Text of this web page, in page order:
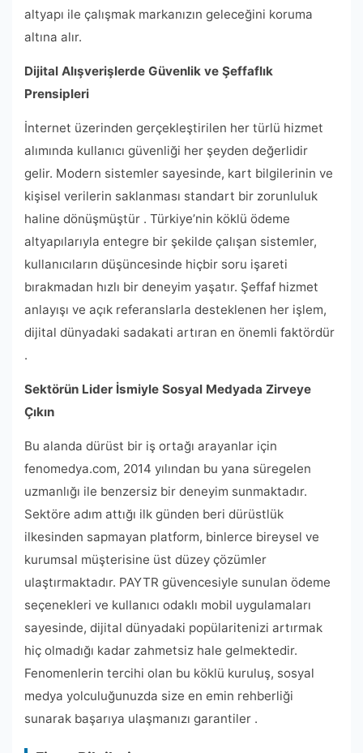
altyapı ile çalışmak markanızın geleceğini koruma
altına alır.
Dijital Alışverişlerde Güvenlik ve Şeffaflık
Prensipleri
İnternet üzerinden gerçekleştirilen her türlü hizmet
alımında kullanıcı güvenliği her şeyden değerlidir
gelir. Modern sistemler sayesinde, kart bilgilerinin ve
kişisel verilerin saklanması standart bir zorunluluk
haline dönüşmüştür . Türkiye’nin köklü ödeme
altyapılarıyla entegre bir şekilde çalışan sistemler,
kullanıcıların düşüncesinde hiçbir soru işareti
bırakmadan hızlı bir deneyim yaşatır. Şeffaf hizmet
anlayışı ve açık referanslarla desteklenen her işlem,
dijital dünyadaki sadakati artıran en önemli faktördür
.
Sektörün Lider İsmiyle Sosyal Medyada Zirveye
Çıkın
Bu alanda dürüst bir iş ortağı arayanlar için
fenomedya.com, 2014 yılından bu yana süregelen
uzmanlığı ile benzersiz bir deneyim sunmaktadır.
Sektöre adım attığı ilk günden beri dürüstlük
ilkesinden sapmayan platform, binlerce bireysel ve
kurumsal müşterisine üst düzey çözümler
ulaştırmaktadır. PAYTR güvencesiyle sunulan ödeme
seçenekleri ve kullanıcı odaklı mobil uygulamaları
sayesinde, dijital dünyadaki popülaritenizi artırmak
hiç olmadığı kadar zahmetsiz hale gelmektedir.
Fenomenlerin tercihi olan bu köklü kuruluş, sosyal
medya yolculuğunuzda size en emin rehberliği
sunarak başarıya ulaşmanızı garantiler .